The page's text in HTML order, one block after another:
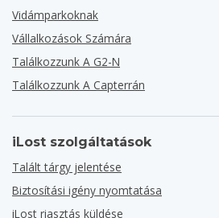
Vidámparkoknak
Vállalkozások Számára
Találkozzunk A G2-N
Találkozzunk A Capterrán
iLost szolgáltatások
Talált tárgy jelentése
Biztosítási igény nyomtatása
iLost riasztás küldése